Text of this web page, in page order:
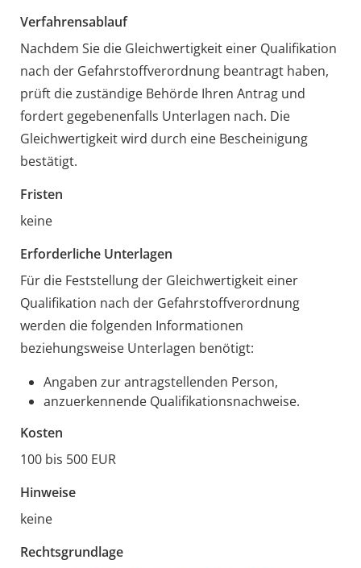
Verfahrensablauf
Nachdem Sie die Gleichwertigkeit einer Qualifikation
nach der Gefahrstoffverordnung beantragt haben,
prüft die zuständige Behörde Ihren Antrag und
fordert gegebenenfalls Unterlagen nach. Die
Gleichwertigkeit wird durch eine Bescheinigung
bestätigt.
Fristen
keine
Erforderliche Unterlagen
Für die Feststellung der Gleichwertigkeit einer
Qualifikation nach der Gefahrstoffverordnung
werden die folgenden Informationen
beziehungsweise Unterlagen benötigt:
Angaben zur antragstellenden Person,
anzuerkennende Qualifikationsnachweise.
Kosten
100 bis 500 EUR
Hinweise
keine
Rechtsgrundlage